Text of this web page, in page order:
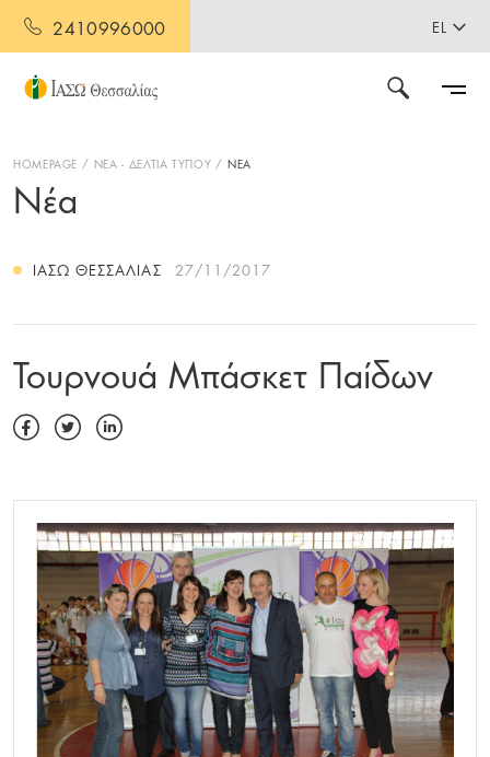
2410996000 EL
HOMEPAGE ΝΕΑ - ΔΕΛΤΙΑ ΤΥΠΟΥ ΝΕΑ
Νέα
ΙΑΣΩ ΘΕΣΣΑΛΊΑΣ 27/11/2017
Τουρνουά Μπάσκετ Παίδων